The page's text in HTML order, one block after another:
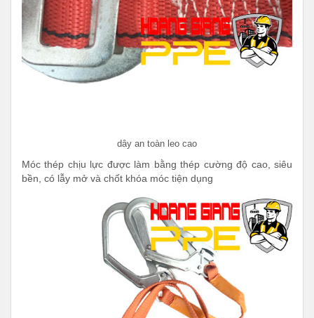
dây an toàn leo cao
Móc thép chịu lực được làm bằng thép cường độ cao, siêu
bền, có lẫy mở và chốt khóa móc tiện dụng